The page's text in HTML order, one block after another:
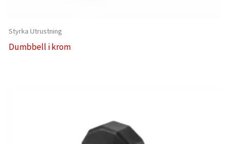
Styrka Utrustning
Dumbbell i krom